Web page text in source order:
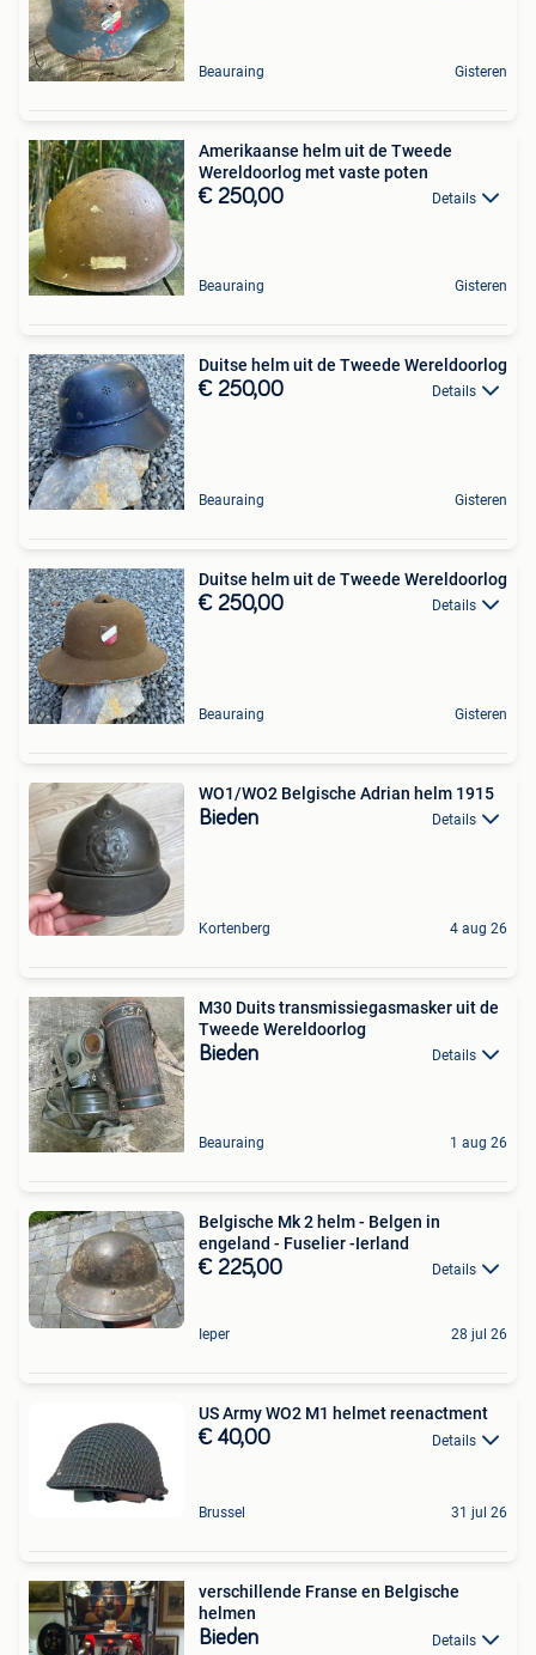
Beauraing Gisteren
Amerikaanse helm uit de Tweede
Wereldoorlog met vaste poten
€ 250,00 Details
Beauraing Gisteren
Duitse helm uit de Tweede Wereldoorlog
€ 250,00 Details
Beauraing Gisteren
Duitse helm uit de Tweede Wereldoorlog
€ 250,00 Details
Beauraing Gisteren
WO1/WO2 Belgische Adrian helm 1915
Bieden Details
Kortenberg 4 aug 26
M30 Duits transmissiegasmasker uit de
Tweede Wereldoorlog
Bieden Details
Beauraing 1 aug 26
Belgische Mk 2 helm - Belgen in
engeland - Fuselier -Ierland
€ 225,00 Details
Ieper 28 jul 26
US Army WO2 M1 helmet reenactment
€ 40,00 Details
Brussel 31 jul 26
verschillende Franse en Belgische
helmen
Bieden Details